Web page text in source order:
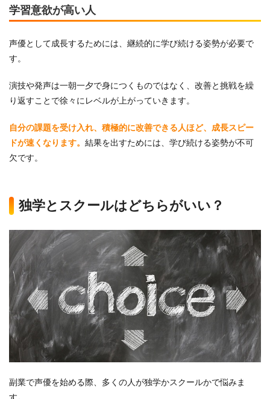
学習意欲が高い人
声優として成長するためには、継続的に学び続ける姿勢が必要で
す。
演技や発声は一朝一夕で身につくものではなく、改善と挑戦を繰
り返すことで徐々にレベルが上がっていきます。
自分の課題を受け入れ、積極的に改善できる人ほど、成長スピー
ドが速くなります。 結果を出すためには、学び続ける姿勢が不可
欠です。
独学とスクールはどちらがいい？
副業で声優を始める際、多くの人が独学かスクールかで悩みま
す。